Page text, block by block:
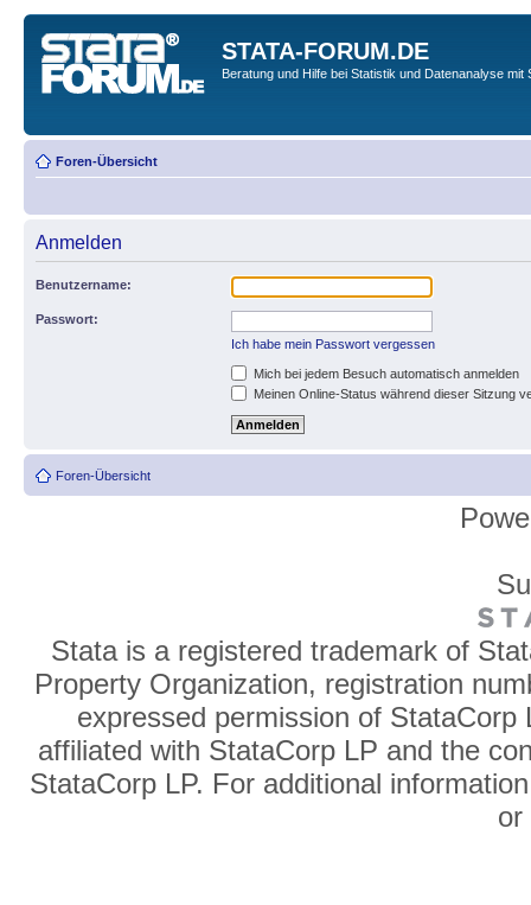
STATA-FORUM.DE
Beratung und Hilfe bei Statistik und Datenanalyse mit
Foren-Übersicht
Anmelden
Benutzername:
Passwort:
Ich habe mein Passwort vergessen
Mich bei jedem Besuch automatisch anmelden
Meinen Online-Status während dieser Sitzung
Foren-Übersicht
Stata is a registered trademark of
Property Organization, registration
expressed permission of
affiliated with StataCorp LP and the
StataCorp LP. For additional
or